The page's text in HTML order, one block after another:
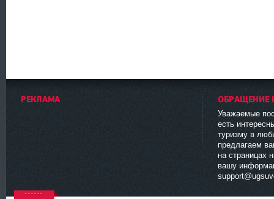
РЕКЛАМА ОБРАЩЕНИЕ
Уважаемые
есть
туризму в
предлагаем
на страницах
вашу